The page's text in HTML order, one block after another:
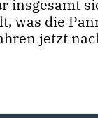
insgesamt
was die
jetzt